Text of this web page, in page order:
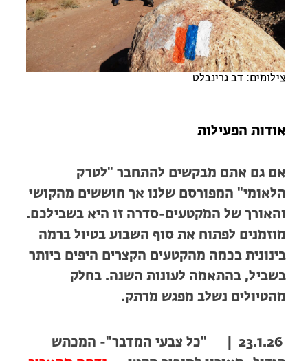
מחנות קיץ
מחנות קיץ
חופשות בבתי ספר שדה
ארץ אהבתי – קבוצות טיולים למבוגרים
צילומים: דב גרינבלט
אודות הפעילות
אם גם אתם מבקשים להתחבר "לטרק
הלאומי" המפורסם שלנו אך חוששים מהקושי
והאורך של המקטעים-סדרה זו היא בשבילכם.
מוזמנים לפתוח את סוף השבוע בטיול ברמה
בינונית בכמה מהקטעים הקצרים היפים ביותר
בשביל, בהתאמה לעונות השנה. בחלק
מהטיולים נשלב מפגש מרתק.
23.1.26 | "כל צבעי המדבר"- המכתש